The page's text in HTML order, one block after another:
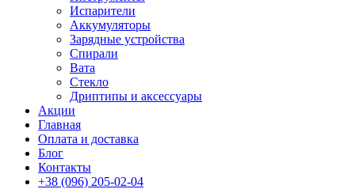
Испарители
Аккумуляторы
Зарядные устройства
Спирали
Вата
Стекло
Дриптипы и аксессуары
Акции
Главная
Оплата и доставка
Блог
Контакты
+38 (096) 205-02-04